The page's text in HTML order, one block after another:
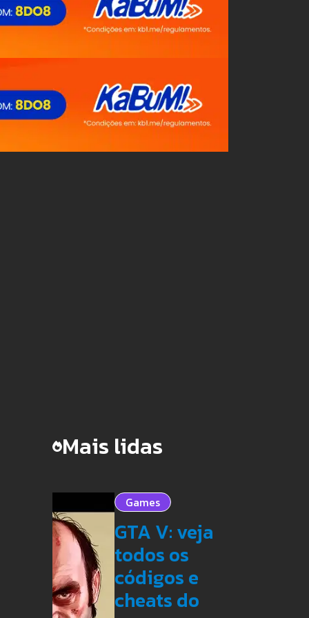
Mais lidas
Games
GTA V: veja
todos os
códigos e
cheats do